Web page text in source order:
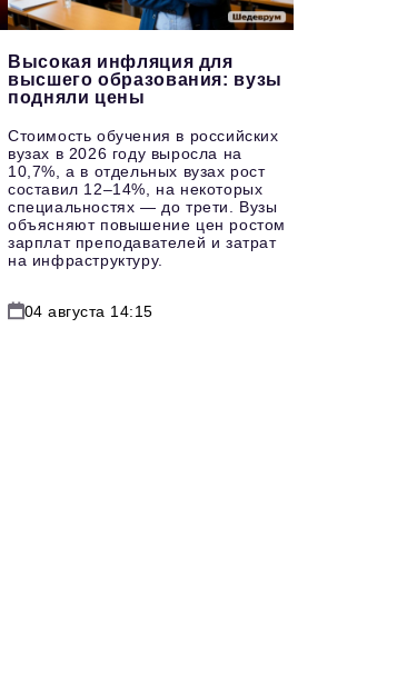
Высокая инфляция для
высшего образования: вузы
подняли цены
Стоимость обучения в российских
вузах в 2026 году выросла на
10,7%, а в отдельных вузах рост
составил 12–14%, на некоторых
специальностях — до трети. Вузы
объясняют повышение цен ростом
зарплат преподавателей и затрат
на инфраструктуру.
04 августа 14:15